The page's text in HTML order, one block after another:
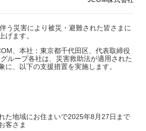
う災害により被災・避難された皆さまに
げます。
、本社：東京都千代田区、代表取締役
ループ各社は、災害救助法が適用された
に、以下の支援措置を実施します。
た地域にお住まいで2025年8月27日まで
客さま